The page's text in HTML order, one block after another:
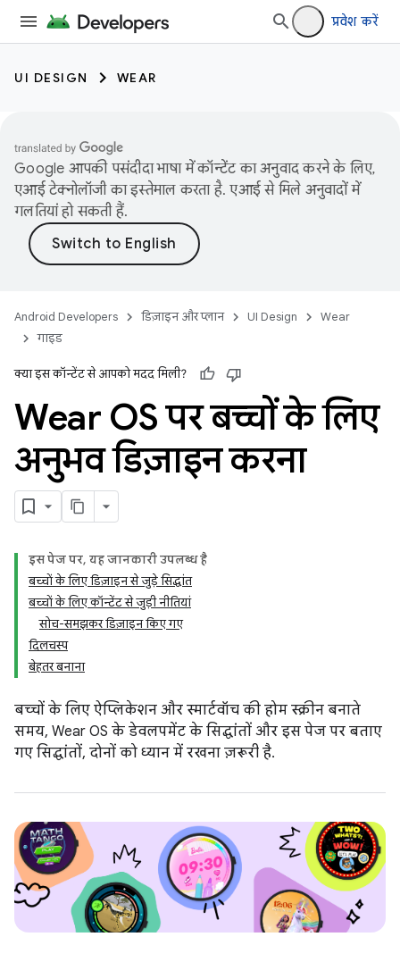
प्रवेश करें
UI DESIGN WEAR
Google आपकी पसंदीदा भाषा में कॉन्टेंट का अनुवाद करने के लिए,
एआई टेक्नोलॉजी का इस्तेमाल करता है. एआई से मिले अनुवादों में
गलतियां हो सकती हैं.
Android Developers डिज़ाइन और प्लान UI Design
Wear
गाइड
क्या इस कॉन्टेंट से आपको मदद मिली?
Wear OS पर बच्चों के लिए
अनुभव डिज़ाइन करना
इस पेज पर, यह जानकारी उपलब्ध है
बच्चों के लिए डिज़ाइन से जुड़े सिद्धांत
बच्चों के लिए कॉन्टेंट से जुड़ी नीतियां
सोच-समझकर डिज़ाइन किए गए
दिलचस्प
बेहतर बनाना
बच्चों के लिए ऐप्लिकेशन और स्मार्टवॉच की होम स्क्रीन बनाते
समय, Wear OS के डेवलपमेंट के सिद्धांतों और इस पेज पर बताए
गए सिद्धांतों, दोनों को ध्यान में रखना ज़रूरी है.